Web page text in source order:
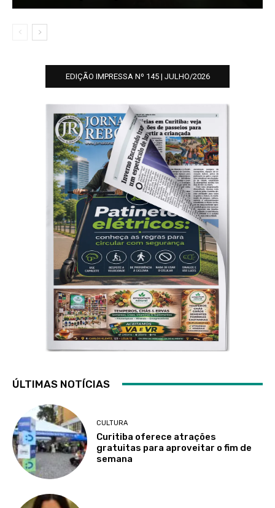
EDIÇÃO IMPRESSA Nº 145 | JULHO/2026
ÚLTIMAS NOTÍCIAS
CULTURA
Curitiba oferece atrações
gratuitas para aproveitar o fim de
semana